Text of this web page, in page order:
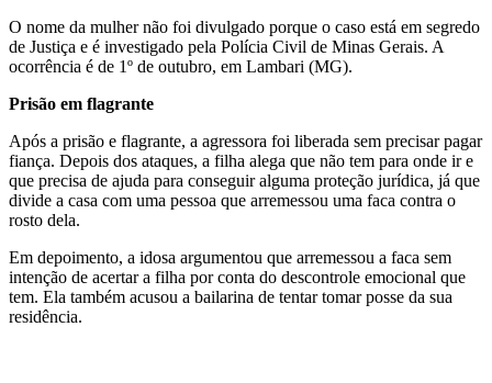
O nome da mulher não foi divulgado porque o caso está em segredo
de Justiça e é investigado pela Polícia Civil de Minas Gerais. A
ocorrência é de 1º de outubro, em Lambari (MG).
Prisão em flagrante
Após a prisão e flagrante, a agressora foi liberada sem precisar pagar
fiança. Depois dos ataques, a filha alega que não tem para onde ir e
que precisa de ajuda para conseguir alguma proteção jurídica, já que
divide a casa com uma pessoa que arremessou uma faca contra o
rosto dela.
Em depoimento, a idosa argumentou que arremessou a faca sem
intenção de acertar a filha por conta do descontrole emocional que
tem. Ela também acusou a bailarina de tentar tomar posse da sua
residência.